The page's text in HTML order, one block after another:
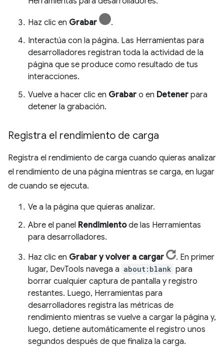
Haz clic en Grabar
.
Interactúa con la página. Las Herramientas para
desarrolladores registran toda la actividad de la
página que se produce como resultado de tus
interacciones.
Vuelve a hacer clic en Grabar o en Detener para
detener la grabación.
Registra el rendimiento de carga
Registra el rendimiento de carga cuando quieras analizar
el rendimiento de una página mientras se carga, en lugar
de cuando se ejecuta.
Ve a la página que quieras analizar.
Abre el panel Rendimientode las Herramientas
para desarrolladores.
Haz clic en Grabar y volver a cargar
. En primer
lugar, DevTools navega a about:blank para
borrar cualquier captura de pantalla y registro
restantes. Luego, Herramientas para
desarrolladores registra las métricas de
rendimiento mientras se vuelve a cargar la página y,
luego, detiene automáticamente el registro unos
segundos después de que finaliza la carga.